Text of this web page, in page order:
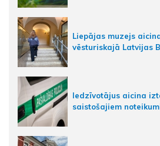
Liepājas muzejs
vēsturiskajā Latvijas
Iedzīvotājus aicina
saistošajiem